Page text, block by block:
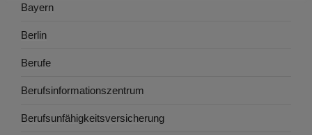
Bayern
Berlin
Berufe
Berufsinformationszentrum
Berufsunfähigkeitsversicherung